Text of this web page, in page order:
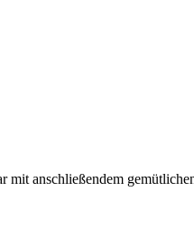
mit anschließendem